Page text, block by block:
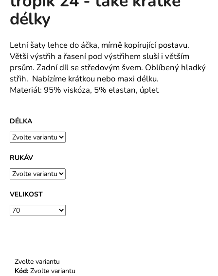
z
hvězdiček.
délky
Letní šaty lehce do áčka, mírně kopírující postavu.
Větší výstřih a řasení pod výstřihem sluší i větším
prsům. Zadní díl se středovým švem. Oblíbený hladký
střih. Nabízíme krátkou nebo maxi délku.
Materiál: 95% viskóza, 5% elastan, úplet
DÉLKA
RUKÁV
VELIKOST
Zvolte variantu
Kód: Zvolte variantu
j
m
e
MAJKA
TEXTILNÍ
JEDNODUCHÝ
KABÁTEK
1
290
Kč